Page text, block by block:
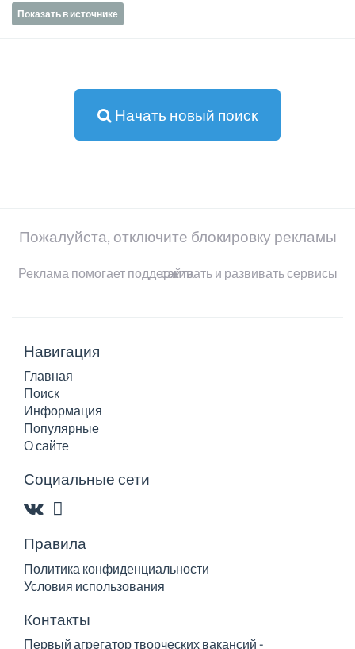
Показать в источнике
Начать новый поиск
Пожалуйста, отключите блокировку рекламы
Реклама помогает поддерживать и развивать сервисы сайта
Навигация
Главная
Поиск
Информация
Популярные
О сайте
Социальные сети
Правила
Политика конфиденциальности
Условия использования
Контакты
Первый агрегатор творческих вакансий -